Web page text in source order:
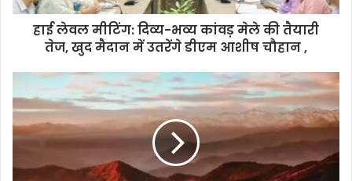
हाई लेवल मीटिंग: दिव्य-भव्य कांवड़ मेले की तैयारी
तेज, खुद मैदान में उतरेंगे डीएम आशीष चौहान ,